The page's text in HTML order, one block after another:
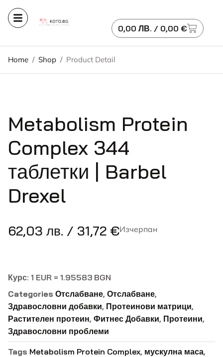
0,00 ЛВ. / 0,00 €
Home / Shop / Product Detail
Metabolism Protein
Complex 344
таблетки | Barbel
Drexel
62,03 лв. / 31,72 €Изчерпан
Курс: 1 EUR = 1.95583 BGN
Categories Отслабване, Отслабване,
Здравословни добавки, Протеинови матрици,
Растителен протеин, Фитнес Добавки, Протеини,
Здравословни проблеми
Tags Metabolism Protein Complex, мускулна маса,